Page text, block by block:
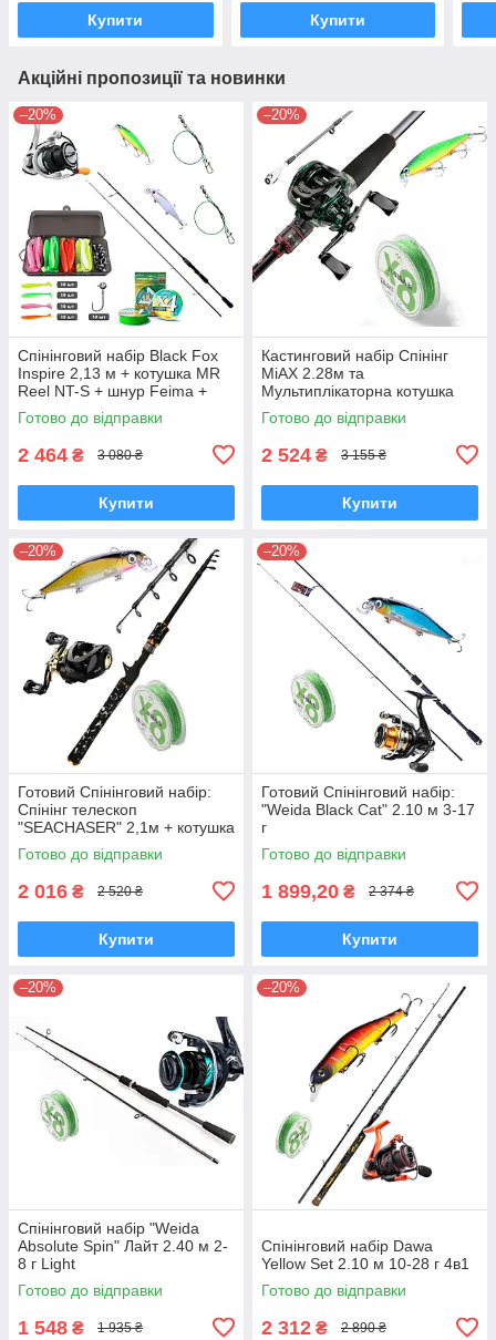
Купити Купити
Акційні пропозиції та новинки
–20%
Спінінговий набір Black Fox
Inspire 2,13 м + котушка MR
Reel NT-S + шнур Feima +
повідці + воблери + твістер-
приманка
Готово до відправки
2 464 ₴ 3 080 ₴
Купити
–20%
Кастинговий набір Спінінг
MiAX 2.28м та
Мультиплікаторна котушка
Haut Ton SD 2500 Шнур X8
100 м Воблер
Готово до відправки
2 524 ₴ 3 155 ₴
Купити
–20%
Готовий Спінінговий набір:
Спінінг телескоп
"SEACHASER" 2,1м + котушка
мультиплікаторна FR200 +
Воблер + Шнур Haut TON X8
Готово до відправки
2 016 ₴ 2 520 ₴
Купити
–20%
Готовий Спінінговий набір:
"Weida Black Cat" 2.10 м 3-17
г
Готово до відправки
1 899,20 ₴ 2 374 ₴
Купити
–20%
Спінінговий набір "Weida
Absolute Spin" Лайт 2.40 м 2-
8 г Light
Готово до відправки
1 548 ₴ 1 935 ₴
–20%
Спінінговий набір Dawa
Yellow Set 2.10 м 10-28 г 4в1
Готово до відправки
2 312 ₴ 2 890 ₴